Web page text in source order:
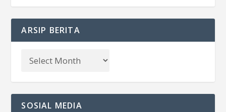
ARSIP BERITA
SOSIAL MEDIA